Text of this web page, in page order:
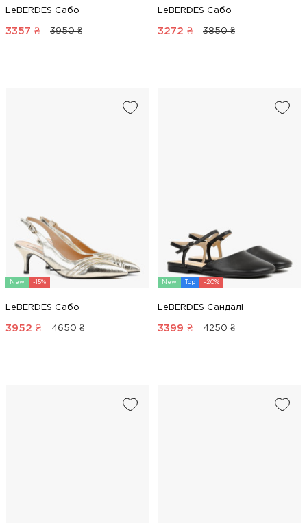
LeBERDES Сабо
3357 ₴ 3950 ₴
LeBERDES Сабо
3272 ₴ 3850 ₴
New -15%
LeBERDES Сабо
3952 ₴ 4650 ₴
New Top -20%
LeBERDES Сандалі
3399 ₴ 4250 ₴